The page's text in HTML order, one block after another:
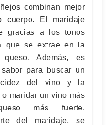
combinan mejor
cuerpo. El maridaje
gracias a los tonos
que se extrae en la
Además, es
para buscar un
del vino y la
maridar un vino más
más fuerte.
del maridaje, se